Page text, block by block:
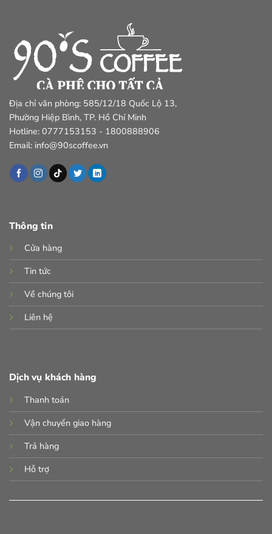
Địa chỉ văn phòng: 585/12/18 Quốc Lộ 13,
Phường Hiệp Bình, TP. Hồ Chí Minh
Hotline: 0777153153 - 1800888906
Email: info@90scoffee.vn
Thông tin
Cửa hàng
Tin tức
Về chúng tôi
Liên hệ
Dịch vụ khách hàng
Thanh toán
Vận chuyển giao hàng
Trả hàng
Hỗ trợ